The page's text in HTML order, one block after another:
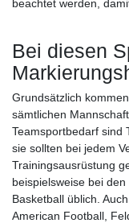
beachtet werden,
Bei diesen
Grundsätzlich
sämtlichen
Teamsportbedarf sind
sie sollten bei jedem
Trainingsausrüstung
beispielsweise bei
Basketball üblich.
American Football,